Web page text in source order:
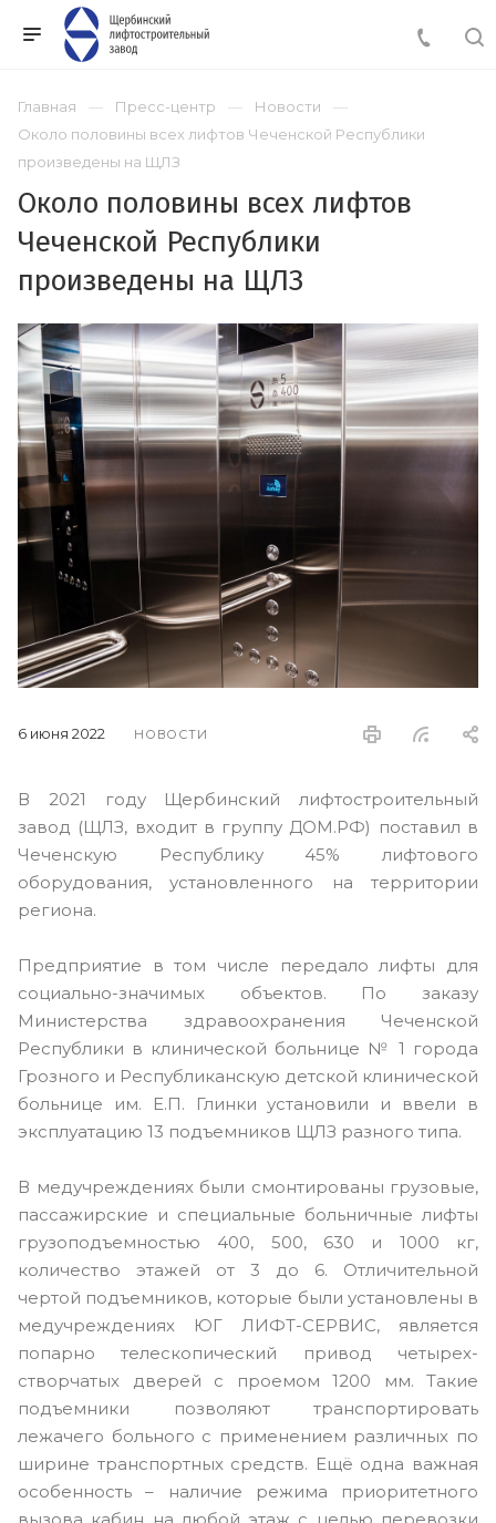
Главная Пресс-центр
Новости
Около половины всех лифтов Чеченской Республики
произведены на ЩЛЗ
Около половины всех лифтов
Чеченской Республики
произведены на ЩЛЗ
6 июня 2022 НОВОСТИ
В 2021 году Щербинский лифтостроительный
завод (ЩЛЗ, входит в группу ДОМ.РФ) поставил в
Чеченскую Республику 45% лифтового
оборудования, установленного на территории
региона.
Предприятие в том числе передало лифты для
социально-значимых объектов. По заказу
Министерства здравоохранения Чеченской
Республики в клинической больнице № 1 города
Грозного и Республиканскую детской клинической
больнице им. Е.П. Глинки установили и ввели в
эксплуатацию 13 подъемников ЩЛЗ разного типа.
В медучреждениях были смонтированы грузовые,
пассажирские и специальные больничные лифты
грузоподъемностью 400, 500, 630 и 1000 кг,
количество этажей от 3 до 6. Отличительной
чертой подъемников, которые были установлены в
медучреждениях ЮГ ЛИФТ-СЕРВИС, является
попарно телескопический привод четырех-
створчатых дверей с проемом 1200 мм. Такие
подъемники позволяют транспортировать
лежачего больного с применением различных по
ширине транспортных средств. Ещё одна важная
особенность – наличие режима приоритетного